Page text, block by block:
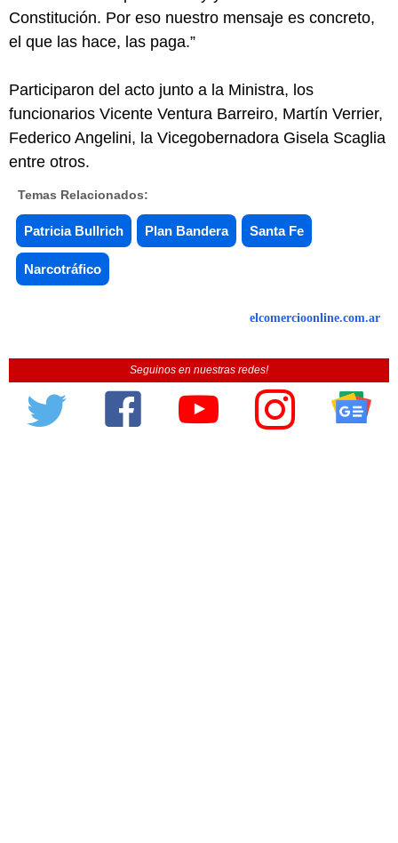
Constitución. Por eso nuestro mensaje es concreto,
el que las hace, las paga.”
Participaron del acto junto a la Ministra, los
funcionarios Vicente Ventura Barreiro, Martín Verrier,
Federico Angelini, la Vicegobernadora Gisela Scaglia
entre otros.
Temas Relacionados:
Patricia Bullrich Plan Bandera Santa Fe
Narcotráfico
elcomercioonline.com.ar
Seguinos en nuestras redes!